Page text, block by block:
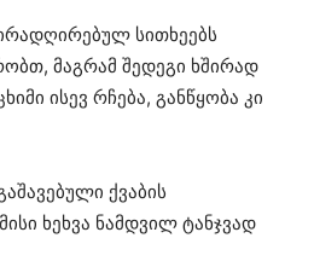
სითხეებს
მაგრამ შედეგი ხშირად
ისევ რჩება, განწყობა კი
ქვაბის
ხეხვა ნამდვილ ტანჯვად